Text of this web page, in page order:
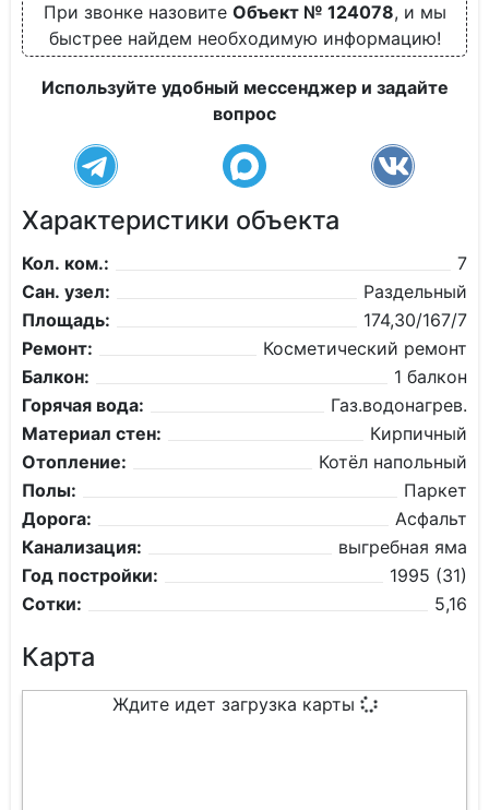
При звонке назовите Объект № 124078, и мы
быстрее найдем необходимую информацию!
Используйте удобный мессенджер и задайте
вопрос
Характеристики объекта
Кол. ком.:
7
Сан. узел:
Раздельный
Площадь:
174,30/167/7
Ремонт:
Косметический ремонт
Балкон:
1 балкон
Горячая вода:
Газ.водонагрев.
Материал стен:
Кирпичный
Отопление:
Котёл напольный
Полы:
Паркет
Дорога:
Асфальт
Канализация:
выгребная яма
Год постройки:
1995 (31)
Сотки:
5,16
Карта
Ждите идет загрузка карты